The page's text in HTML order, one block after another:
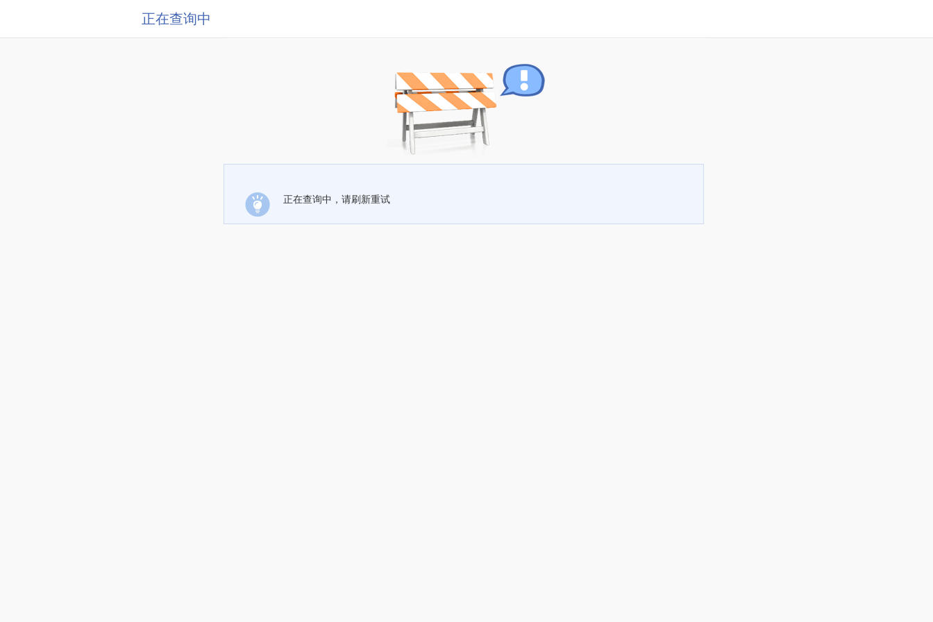
正在查询中
正在查询中，请刷新重试